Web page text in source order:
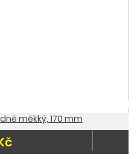
měkký, 170 mm